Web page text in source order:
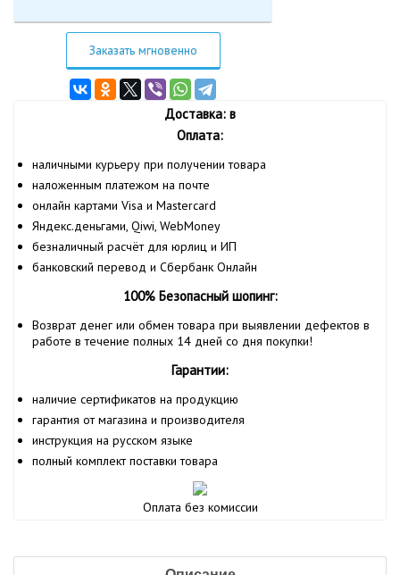
Заказать мгновенно
Доставка: в
Оплата:
наличными курьеру при получении товара
наложенным платежом на почте
онлайн картами Visa и Mastercard
Яндекс.деньгами, Qiwi, WebMoney
безналичный расчёт для юрлиц и ИП
банковский перевод и Сбербанк Онлайн
100% Безопасный шопинг:
Возврат денег или обмен товара при выявлении дефектов в
работе в течение полных 14 дней со дня покупки!
Гарантии:
наличие сертификатов на продукцию
гарантия от магазина и производителя
инструкция на русском языке
полный комплект поставки товара
Оплата без комиссии